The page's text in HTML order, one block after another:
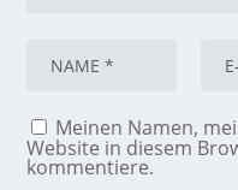
Meinen Namen,
Website in diesem
kommentiere.